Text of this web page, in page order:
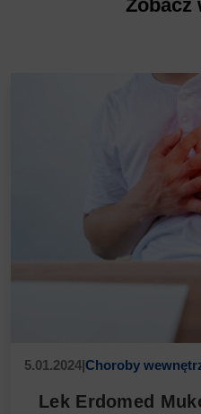
Zobacz
5.01.2024|Choroby
Lek Erdomed